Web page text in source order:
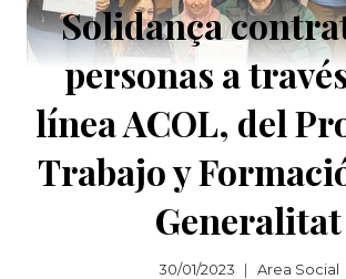
Solidança
personas a
línea ACOL, del
Trabajo y
Generalitat
30/01/2023 Area Social